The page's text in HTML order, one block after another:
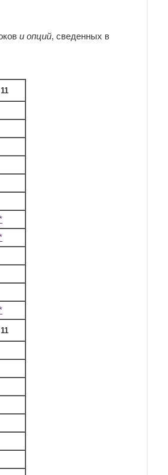
и опций, сведенных в
11
11